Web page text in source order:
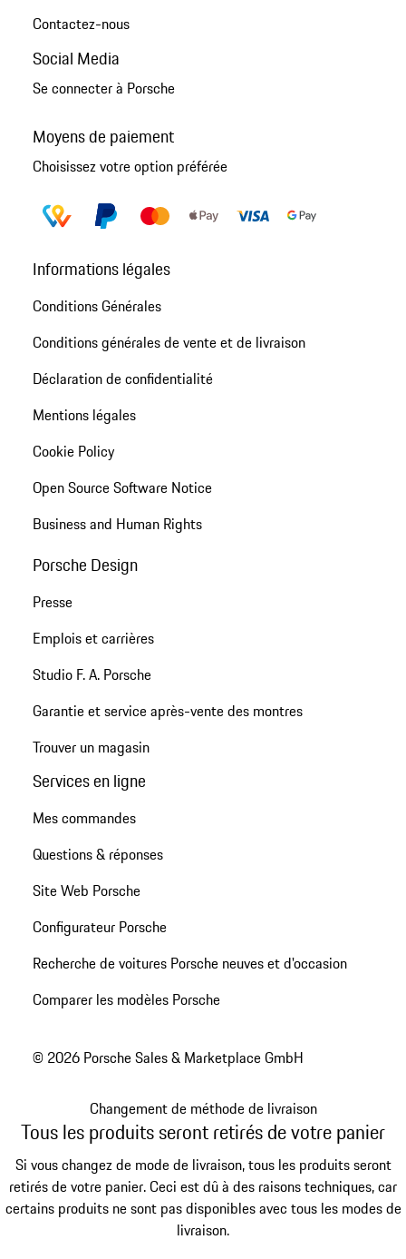
Contactez-nous
Social Media
Se connecter à Porsche
Moyens de paiement
Choisissez votre option préférée
Informations légales
Conditions Générales
Conditions générales de vente et de livraison
Déclaration de confidentialité
Mentions légales
Cookie Policy
Open Source Software Notice
Business and Human Rights
Porsche Design
Presse
Emplois et carrières
Studio F. A. Porsche
Garantie et service après-vente des montres
Trouver un magasin
Services en ligne
Mes commandes
Questions & réponses
Site Web Porsche
Configurateur Porsche
Recherche de voitures Porsche neuves et d'occasion
Comparer les modèles Porsche
© 2026 Porsche Sales & Marketplace GmbH
Changement de méthode de livraison
Tous les produits seront retirés de votre panier
Si vous changez de mode de livraison, tous les produits seront
retirés de votre panier. Ceci est dû à des raisons techniques, car
certains produits ne sont pas disponibles avec tous les modes de
livraison.